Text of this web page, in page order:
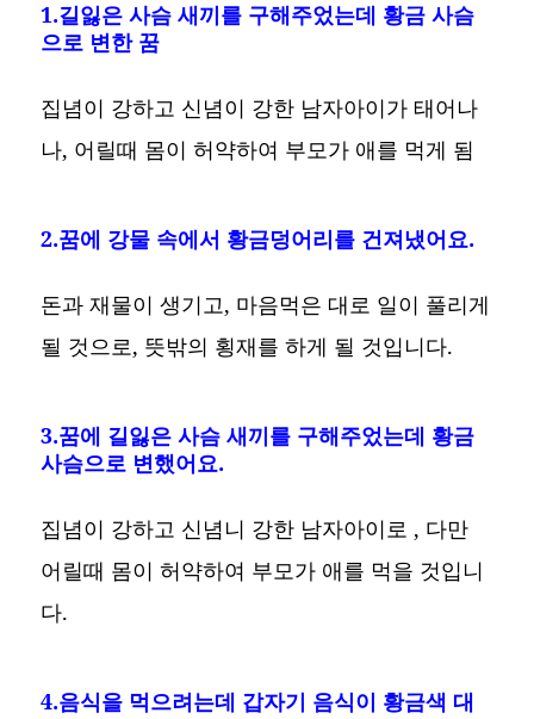
1.길잃은 사슴 새끼를 구해주었는데 황금 사슴
으로 변한 꿈
집념이 강하고 신념이 강한 남자아이가 태어나
나, 어릴때 몸이 허약하여 부모가 애를 먹게 됨
2.꿈에 강물 속에서 황금덩어리를 건져냈어요.
돈과 재물이 생기고, 마음먹은 대로 일이 풀리게
될 것으로, 뜻밖의 횡재를 하게 될 것입니다.
3.꿈에 길잃은 사슴 새끼를 구해주었는데 황금
사슴으로 변했어요.
집념이 강하고 신념니 강한 남자아이로 , 다만
어릴때 몸이 허약하여 부모가 애를 먹을 것입니
다.
4.음식을 먹으려는데 갑자기 음식이 황금색 대